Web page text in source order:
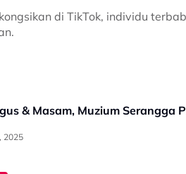
di TikTok, individu
& Masam, Muzium Serangga
2025